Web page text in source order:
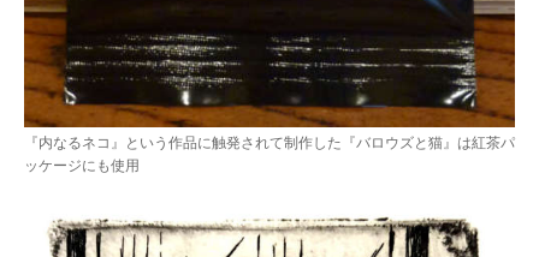
『内なるネコ』という作品に触発されて制作した『バロウズと猫』は紅茶パ
ッケージにも使用